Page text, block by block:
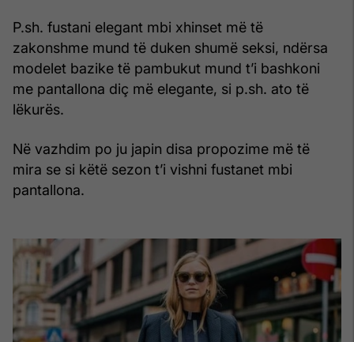
P.sh. fustani elegant mbi xhinset më të
zakonshme mund të duken shumë seksi, ndërsa
modelet bazike të pambukut mund t’i bashkoni
me pantallona diç më elegante, si p.sh. ato të
lëkurës.
Në vazhdim po ju japin disa propozime më të
mira se si këtë sezon t’i vishni fustanet mbi
pantallona.